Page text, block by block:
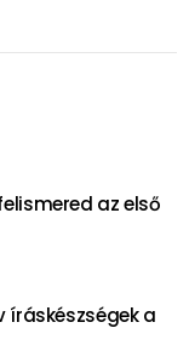
az első
íráskészségek a